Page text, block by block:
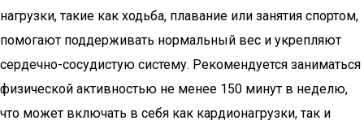
нагрузки, такие как ходьба, плавание или занятия спортом,
помогают поддерживать нормальный вес и укрепляют
сердечно-сосудистую систему. Рекомендуется заниматься
физической активностью не менее 150 минут в неделю,
что может включать в себя как кардионагрузки, так и